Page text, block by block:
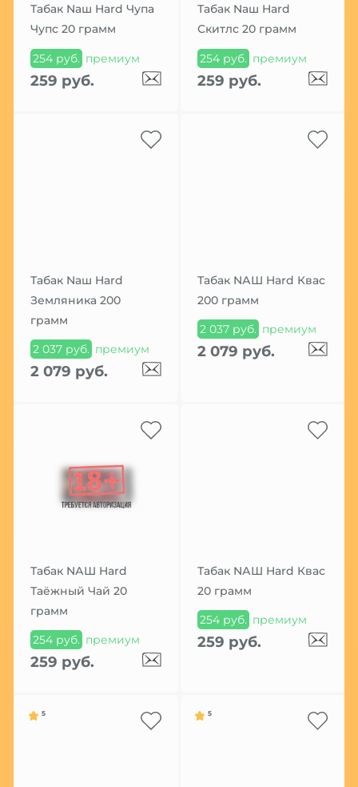
Табак Nаш Hard Чупа
Чупс 20 грамм
254 руб. премиум
259 руб.
Табак Nаш Hard
Скитлс 20 грамм
254 руб. премиум
259 руб.
Табак Nаш Hard
Земляника 200
грамм
2 037 руб. премиум
2 079 руб.
Табак NАШ Hard Квас
200 грамм
2 037 руб. премиум
2 079 руб.
Табак NАШ Hard
Таёжный Чай 20
грамм
254 руб. премиум
259 руб.
Табак NАШ Hard Квас
20 грамм
254 руб. премиум
259 руб.
5 5